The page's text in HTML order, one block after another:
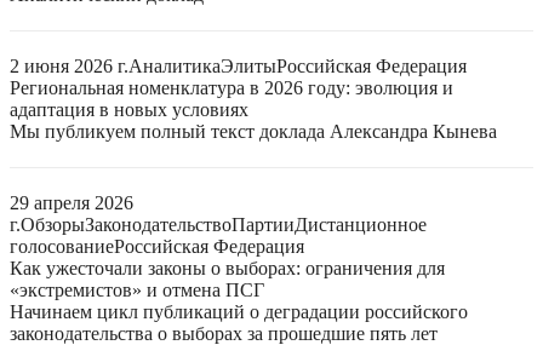
2 июня 2026 г.АналитикаЭлитыРоссийская Федерация
Региональная номенклатура в 2026 году: эволюция и
адаптация в новых условиях
Мы публикуем полный текст доклада Александра Кынева
29 апреля 2026
г.ОбзорыЗаконодательствоПартииДистанционное
голосованиеРоссийская Федерация
Как ужесточали законы о выборах: ограничения для
«экстремистов» и отмена ПСГ
Начинаем цикл публикаций о деградации российского
законодательства о выборах за прошедшие пять лет